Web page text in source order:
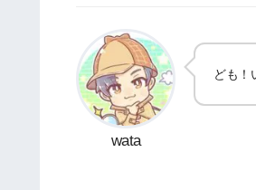
wata
ども！